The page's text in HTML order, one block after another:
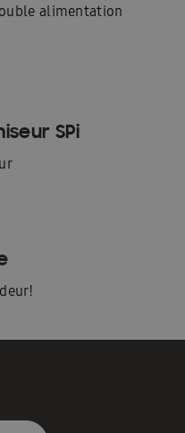
alimentation
SPi